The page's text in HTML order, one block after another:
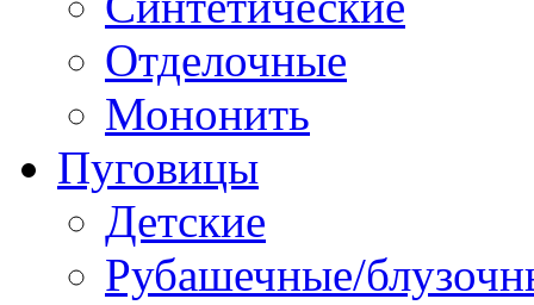
Отделочные
Мононить
Пуговицы
Детские
Рубашечные/